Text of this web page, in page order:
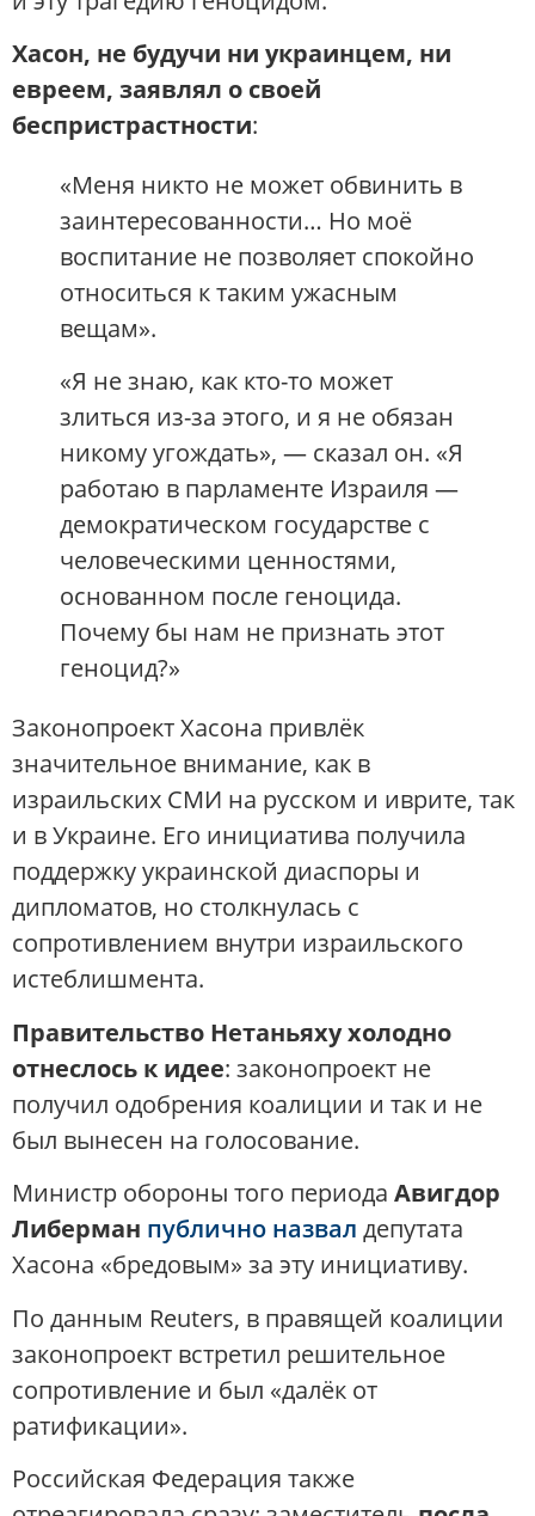
Хасон, не будучи ни украинцем, ни
евреем, заявлял о своей
беспристрастности:
«Меня никто не может обвинить в
заинтересованности… Но моё
воспитание не позволяет спокойно
относиться к таким ужасным
вещам».
«Я не знаю, как кто-то может
злиться из-за этого, и я не обязан
никому угождать», — сказал он. «Я
работаю в парламенте Израиля —
демократическом государстве с
человеческими ценностями,
основанном после геноцида.
Почему бы нам не признать этот
геноцид?»
Законопроект Хасона привлёк
значительное внимание, как в
израильских СМИ на русском и иврите, так
и в Украине. Его инициатива получила
поддержку украинской диаспоры и
дипломатов, но столкнулась с
сопротивлением внутри израильского
истеблишмента.
Правительство Нетаньяху холодно
отнеслось к идее: законопроект не
получил одобрения коалиции и так и не
был вынесен на голосование.
Министр обороны того периода Авигдор
Либерман публично назвал депутата
Хасона «бредовым» за эту инициативу​.
По данным Reuters, в правящей коалиции
законопроект встретил решительное
сопротивление и был «далёк от
ратификации»​.
Российская Федерация также